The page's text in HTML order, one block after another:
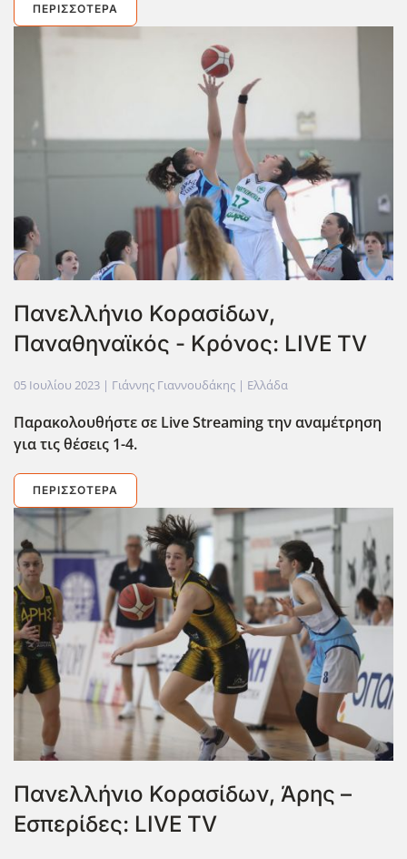
ΠΕΡΙΣΣΌΤΕΡΑ
Πανελλήνιο Κορασίδων,
Παναθηναϊκός - Κρόνος: LIVE TV
05 Ιουλίου 2023 | Γιάννης Γιαννουδάκης | Ελλάδα
Παρακολουθήστε σε LiveStreamingτην αναμέτρηση
για τις θέσεις 1-4.
ΠΕΡΙΣΣΌΤΕΡΑ
Πανελλήνιο Κορασίδων, Άρης –
Εσπερίδες: LIVE TV